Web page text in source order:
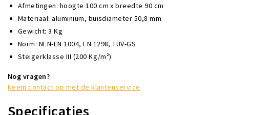
Afmetingen: hoogte 100 cm x breedte 90 cm
Materiaal: aluminium, buisdiameter 50,8 mm
Gewicht: 3 Kg
Norm: NEN-EN 1004, EN 1298, TÜV-GS
Steigerklasse III (200 Kg/m²)
Nog vragen?
Neem contact op met de klantenservice
Specificaties